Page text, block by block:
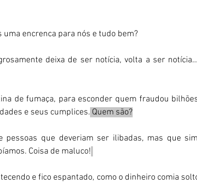
uma encrenca para nós e tudo bem?
deixa de ser notícia, volta a ser
de fumaça, para esconder quem fraudou
e seus cumplices. Quem são?
pessoas que deveriam ser ilibadas, mas que
Coisa de maluco!
e fico espantado, como o dinheiro comia